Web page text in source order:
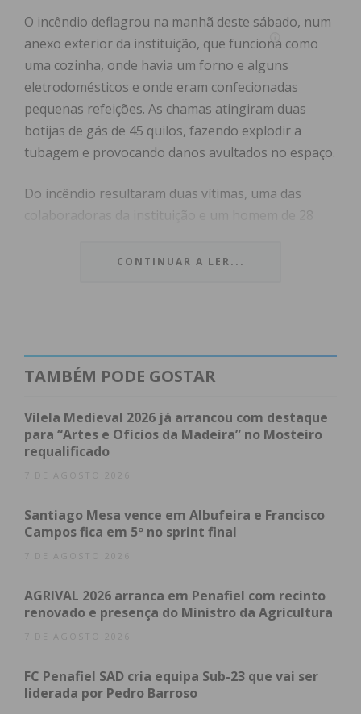
O incêndio deflagrou na manhã deste sábado, num
anexo exterior da instituição, que funciona como
uma cozinha, onde havia um forno e alguns
eletrodomésticos e onde eram confecionadas
pequenas refeições. As chamas atingiram duas
botijas de gás de 45 quilos, fazendo explodir a
tubagem e provocando danos avultados no espaço.
Do incêndio resultaram duas vítimas, uma das
colaboradoras da instituição e um homem de 28
pescoço. Foram assistidas no local e transportadas
local 14 elementos, apoiados por sete veículos.
Subscreva a newsletter do
Assine nossa newsletter por e-mail e
obtenha de forma regular a informação
condições
CONTINUAR A LER...
TAMBÉM PODE GOSTAR
Vilela Medieval 2026 já arrancou com destaque
para “Artes e Ofícios da Madeira” no Mosteiro
requalificado
7 DE AGOSTO 2026
Santiago Mesa vence em Albufeira e Francisco
Campos fica em 5º no sprint final
7 DE AGOSTO 2026
AGRIVAL 2026 arranca em Penafiel com recinto
renovado e presença do Ministro da Agricultura
7 DE AGOSTO 2026
FC Penafiel SAD cria equipa Sub-23 que vai ser
liderada por Pedro Barroso